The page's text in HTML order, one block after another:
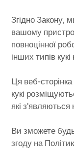
Згідно Закону,
вашому
повноцінної
інших типів
Ця веб-сторінка
кукі
які з'являються
Ви зможете
згоду на